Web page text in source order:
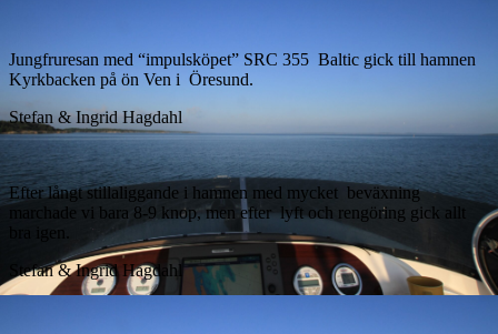
Jungfruresan med “impulsköpet” SRC 355 Baltic gick till hamnen
Kyrkbacken på ön Ven i Öresund.
Stefan & Ingrid Hagdahl
Efter långt stillaliggande i hamnen med mycket beväxning
marchade vi bara 8-9 knop, men efter lyft och rengöring gick allt
bra igen.
Stefan & Ingrid Hagdahl